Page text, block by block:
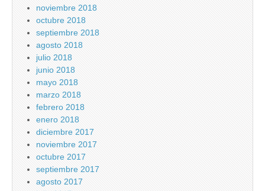
noviembre 2018
octubre 2018
septiembre 2018
agosto 2018
julio 2018
junio 2018
mayo 2018
marzo 2018
febrero 2018
enero 2018
diciembre 2017
noviembre 2017
octubre 2017
septiembre 2017
agosto 2017